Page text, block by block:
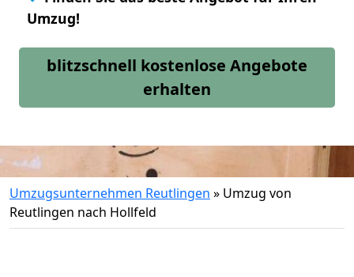
Umzug!
blitzschnell kostenlose Angebote
erhalten
Umzugsunternehmen Reutlingen » Umzug von
Reutlingen nach Hollfeld